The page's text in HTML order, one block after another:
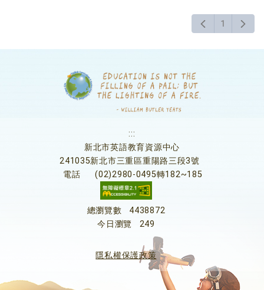
1
:::
新北市英語教育資源中心
241035新北市三重區重陽路三段3號
電話
(02)2980-0495轉182~185
總瀏覽數
4438872
今日瀏覽
249
隱私權保護政策